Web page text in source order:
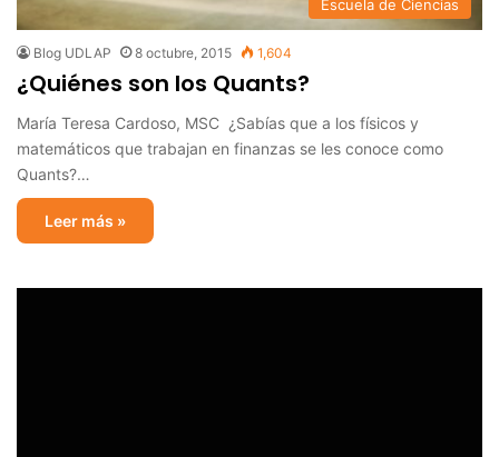
Escuela de Ciencias
Blog UDLAP 8 octubre, 2015 1,604
¿Quiénes son los Quants?
María Teresa Cardoso, MSC ¿Sabías que a los físicos y
matemáticos que trabajan en finanzas se les conoce como
Quants?…
Leer más »